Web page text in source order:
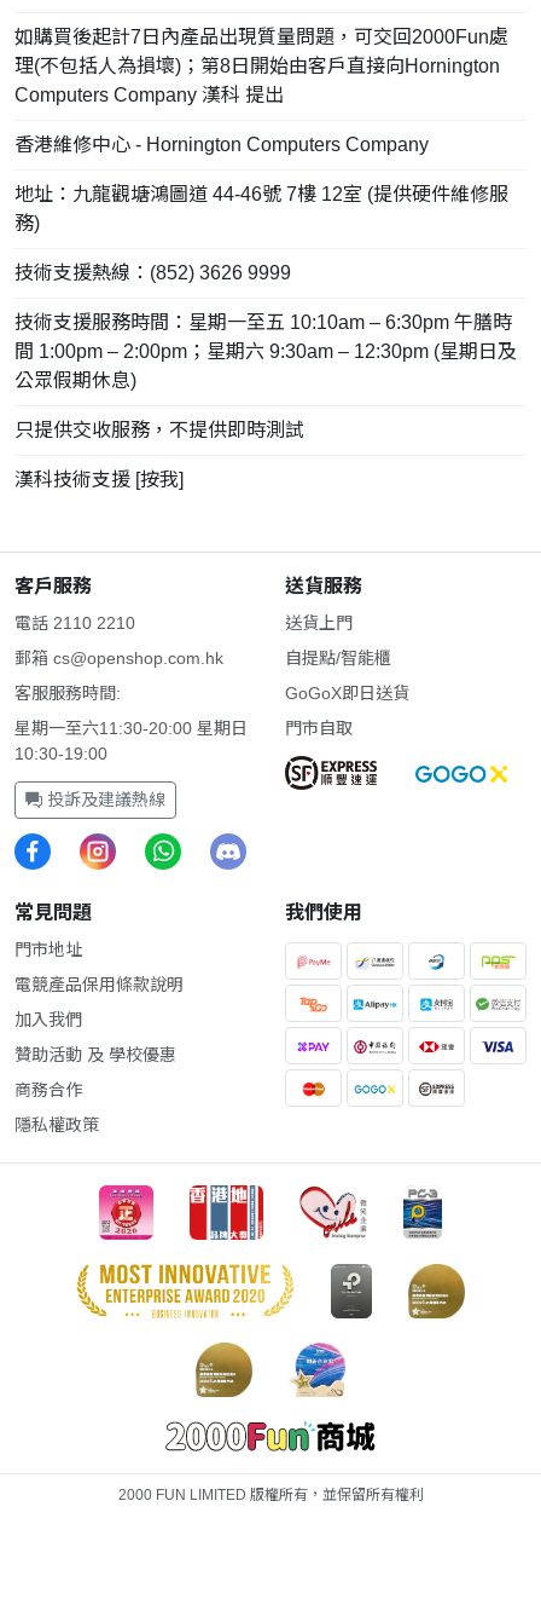
如購買後起計7日內產品出現質量問題，可交回2000Fun處
理(不包括人為損壞)；第8日開始由客戶直接向Hornington
Computers Company 漢科 提出
香港維修中心 - Hornington Computers Company
地址：九龍觀塘鴻圖道 44-46號 7樓 12室 (提供硬件維修服
務)
技術支援熱線：(852) 3626 9999
技術支援服務時間：星期一至五 10:10am – 6:30pm 午膳時
間 1:00pm – 2:00pm；星期六 9:30am – 12:30pm (星期日及
公眾假期休息)
只提供交收服務，不提供即時測試
漢科技術支援 [按我]
客戶服務
電話 2110 2210
郵箱 cs@openshop.com.hk
客服服務時間:
星期一至六11:30-20:00 星期日
10:30-19:00
投訴及建議熱線
送貨服務
送貨上門
自提點/智能櫃
GoGoX即日送貨
門市自取
常見問題
門市地址
電競產品保用條款說明
加入我們
贊助活動 及 學校優惠
商務合作
隱私權政策
我們使用
2000 FUN LIMITED 版權所有，並保留所有權利